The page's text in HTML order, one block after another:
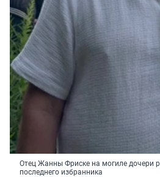
Отец Жанны Фриске на могиле дочери
последнего избранника